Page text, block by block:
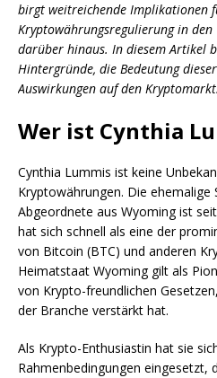
birgt weitreichende Implikationen
Kryptowährungsregulierung in
darüber hinaus. In diesem Artikel
Hintergründe, die Bedeutung
Auswirkungen auf den Kryptomarkt.
Wer ist Cynthia
Cynthia Lummis ist keine
Kryptowährungen. Die ehemalige
Abgeordnete aus Wyoming ist
hat sich schnell als eine der
von Bitcoin (BTC) und anderen
Heimatstaat Wyoming gilt als
von Krypto-freundlichen
der Branche verstärkt hat.
Als Krypto-Enthusiastin hat sie
Rahmenbedingungen eingesetzt,